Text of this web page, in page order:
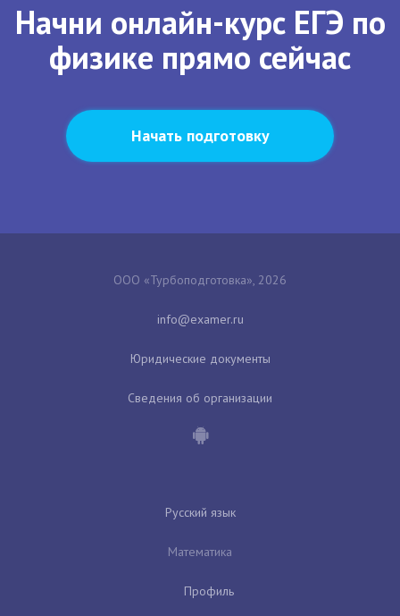
Начни онлайн-курс ЕГЭ по
физике прямо сейчас
Начать подготовку
ООО «Турбоподготовка», 2026
Юридические документы
Сведения об организации
Русский язык
Математика
Профиль